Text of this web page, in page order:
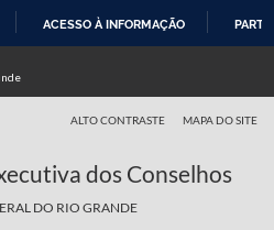
ACESSO À INFORMAÇÃO
ALTO CONTRASTE MAPA DO SITE
dos Conselhos
DO RIO GRANDE